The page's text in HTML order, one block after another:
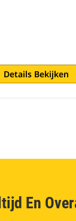
Details Bekijken
En